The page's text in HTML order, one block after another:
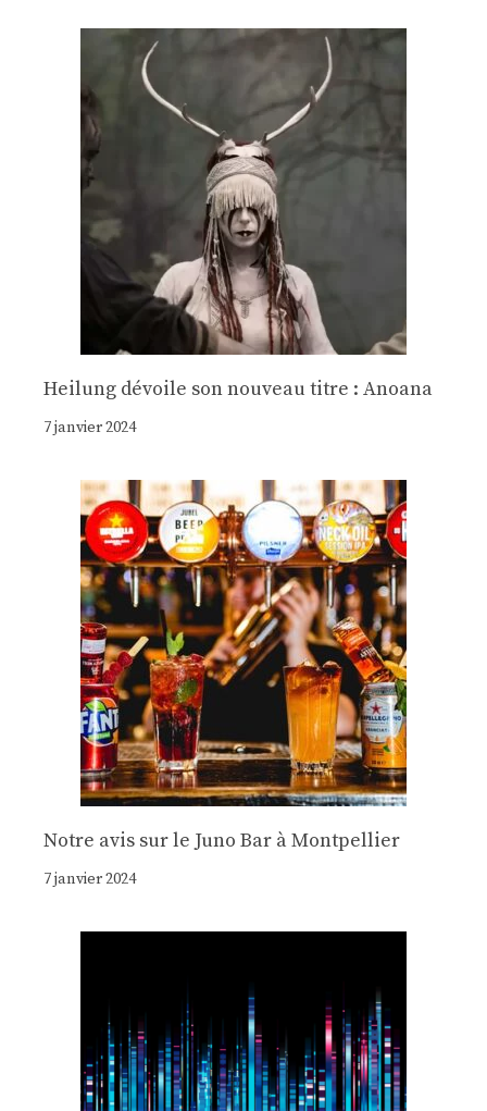
Heilung dévoile son nouveau titre : Anoana
7 janvier 2024
Notre avis sur le Juno Bar à Montpellier
7 janvier 2024